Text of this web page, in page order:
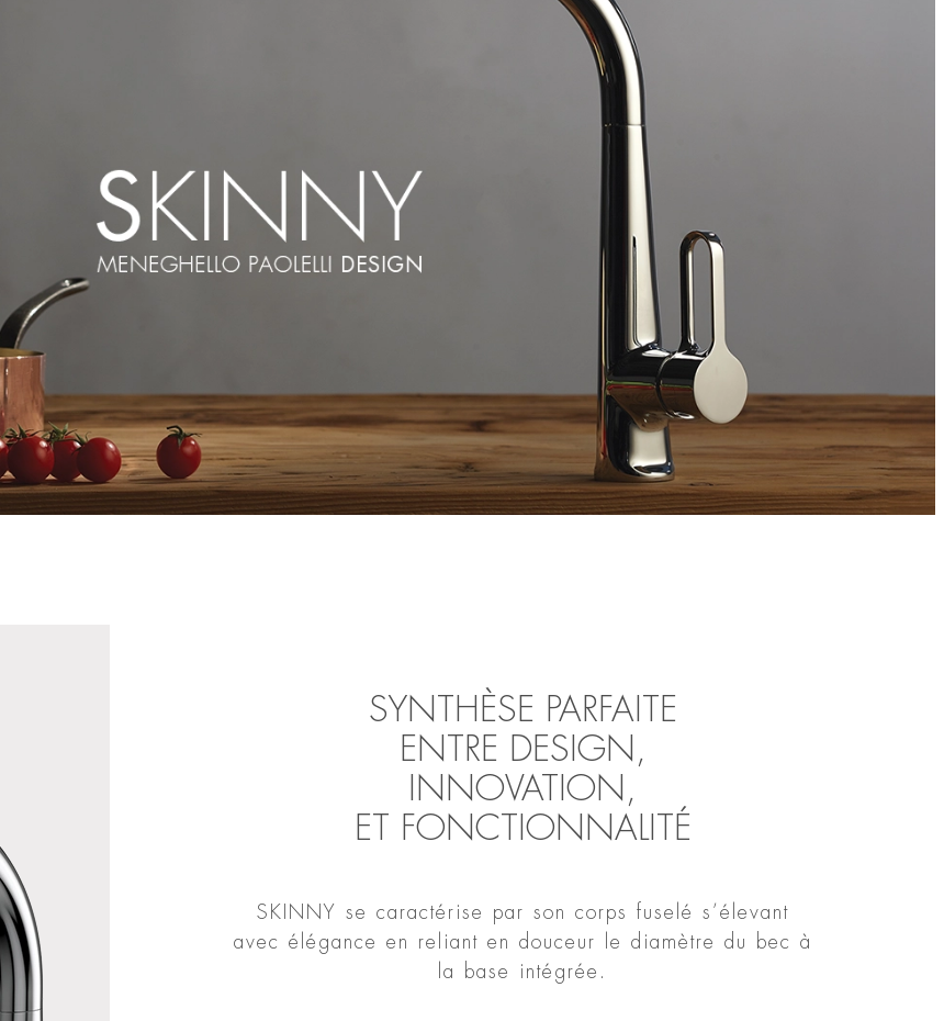
SYNTHÈSE PARFAITE
ENTRE DESIGN,
INNOVATION,
ET FONCTIONNALITÉ
SKINNY se caractérise par son corps fuselé s’élevant
avec élégance en reliant en douceur le diamètre du bec à
la base intégrée.